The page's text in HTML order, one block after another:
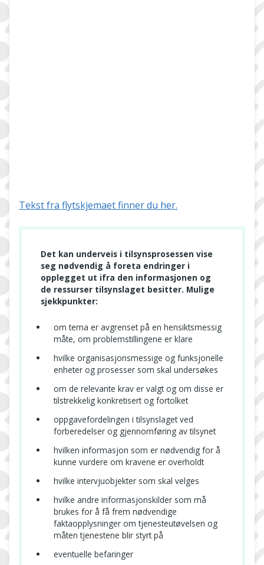
Tekst fra flytskjemaet finner du her.
Det kan underveis i tilsynsprosessen vise
seg nødvendig å foreta endringer i
opplegget ut ifra den informasjonen og
de ressurser tilsynslaget besitter. Mulige
sjekkpunkter:
om tema er avgrenset på en hensiktsmessig
måte, om problemstillingene er klare
hvilke organisasjonsmessige og funksjonelle
enheter og prosesser som skal undersøkes
om de relevante krav er valgt og om disse er
tilstrekkelig konkretisert og fortolket
oppgavefordelingen i tilsynslaget ved
forberedelser og gjennomføring av tilsynet
hvilken informasjon som er nødvendig for å
kunne vurdere om kravene er overholdt
hvilke intervjuobjekter som skal velges
hvilke andre informasjonskilder som må
brukes for å få frem nødvendige
faktaopplysninger om tjenesteutøvelsen og
måten tjenestene blir styrt på
eventuelle befaringer